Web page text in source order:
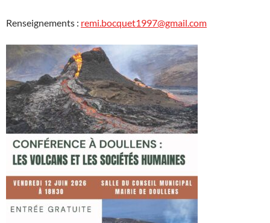
Renseignements : remi.bocquet1997@gmail.com